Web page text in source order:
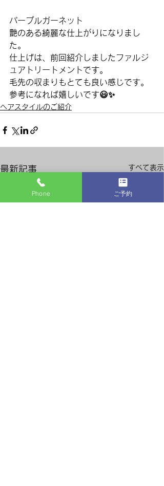
パープルガーネット
艶のある綺麗な仕上がりになりまし
た。
仕上げは、前回紹介しましたファルジ
ュアトリートメントです。
毛先の収まりもとても良い感じです。
参考になれば嬉しいです😃✨
ヘアスタイルのご紹介
最新記事 すべて表示
Phone ご予約